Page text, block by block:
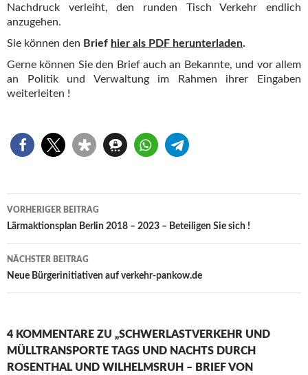
Nachdruck verleiht, den runden Tisch Verkehr endlich
anzugehen.
Sie können den Brief hier als PDF herunterladen.
Gerne können Sie den Brief auch an Bekannte, und vor allem
an Politik und Verwaltung im Rahmen ihrer Eingaben
weiterleiten !
Beitragsnavigation
VORHERIGER BEITRAG
Lärmaktionsplan Berlin 2018 – 2023 – Beteiligen Sie sich !
NÄCHSTER BEITRAG
Neue Bürgerinitiativen auf verkehr-pankow.de
4 KOMMENTARE ZU „SCHWERLASTVERKEHR UND
MÜLLTRANSPORTE TAGS UND NACHTS DURCH
ROSENTHAL UND WILHELMSRUH – BRIEF VON